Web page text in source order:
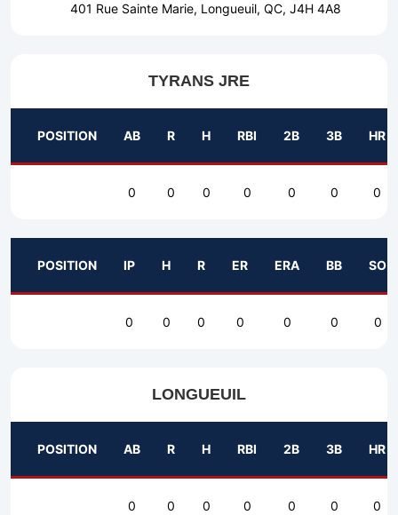
401 Rue Sainte Marie, Longueuil, QC, J4H 4A8
TYRANS JRE
POSITION AB R H RBI 2B 3B HR
0 0 0 0 0 0 0
POSITION IP H R ER ERA BB SO
0 0 0 0 0 0 0
LONGUEUIL
POSITION AB R H RBI 2B 3B HR
0 0 0 0 0 0 0